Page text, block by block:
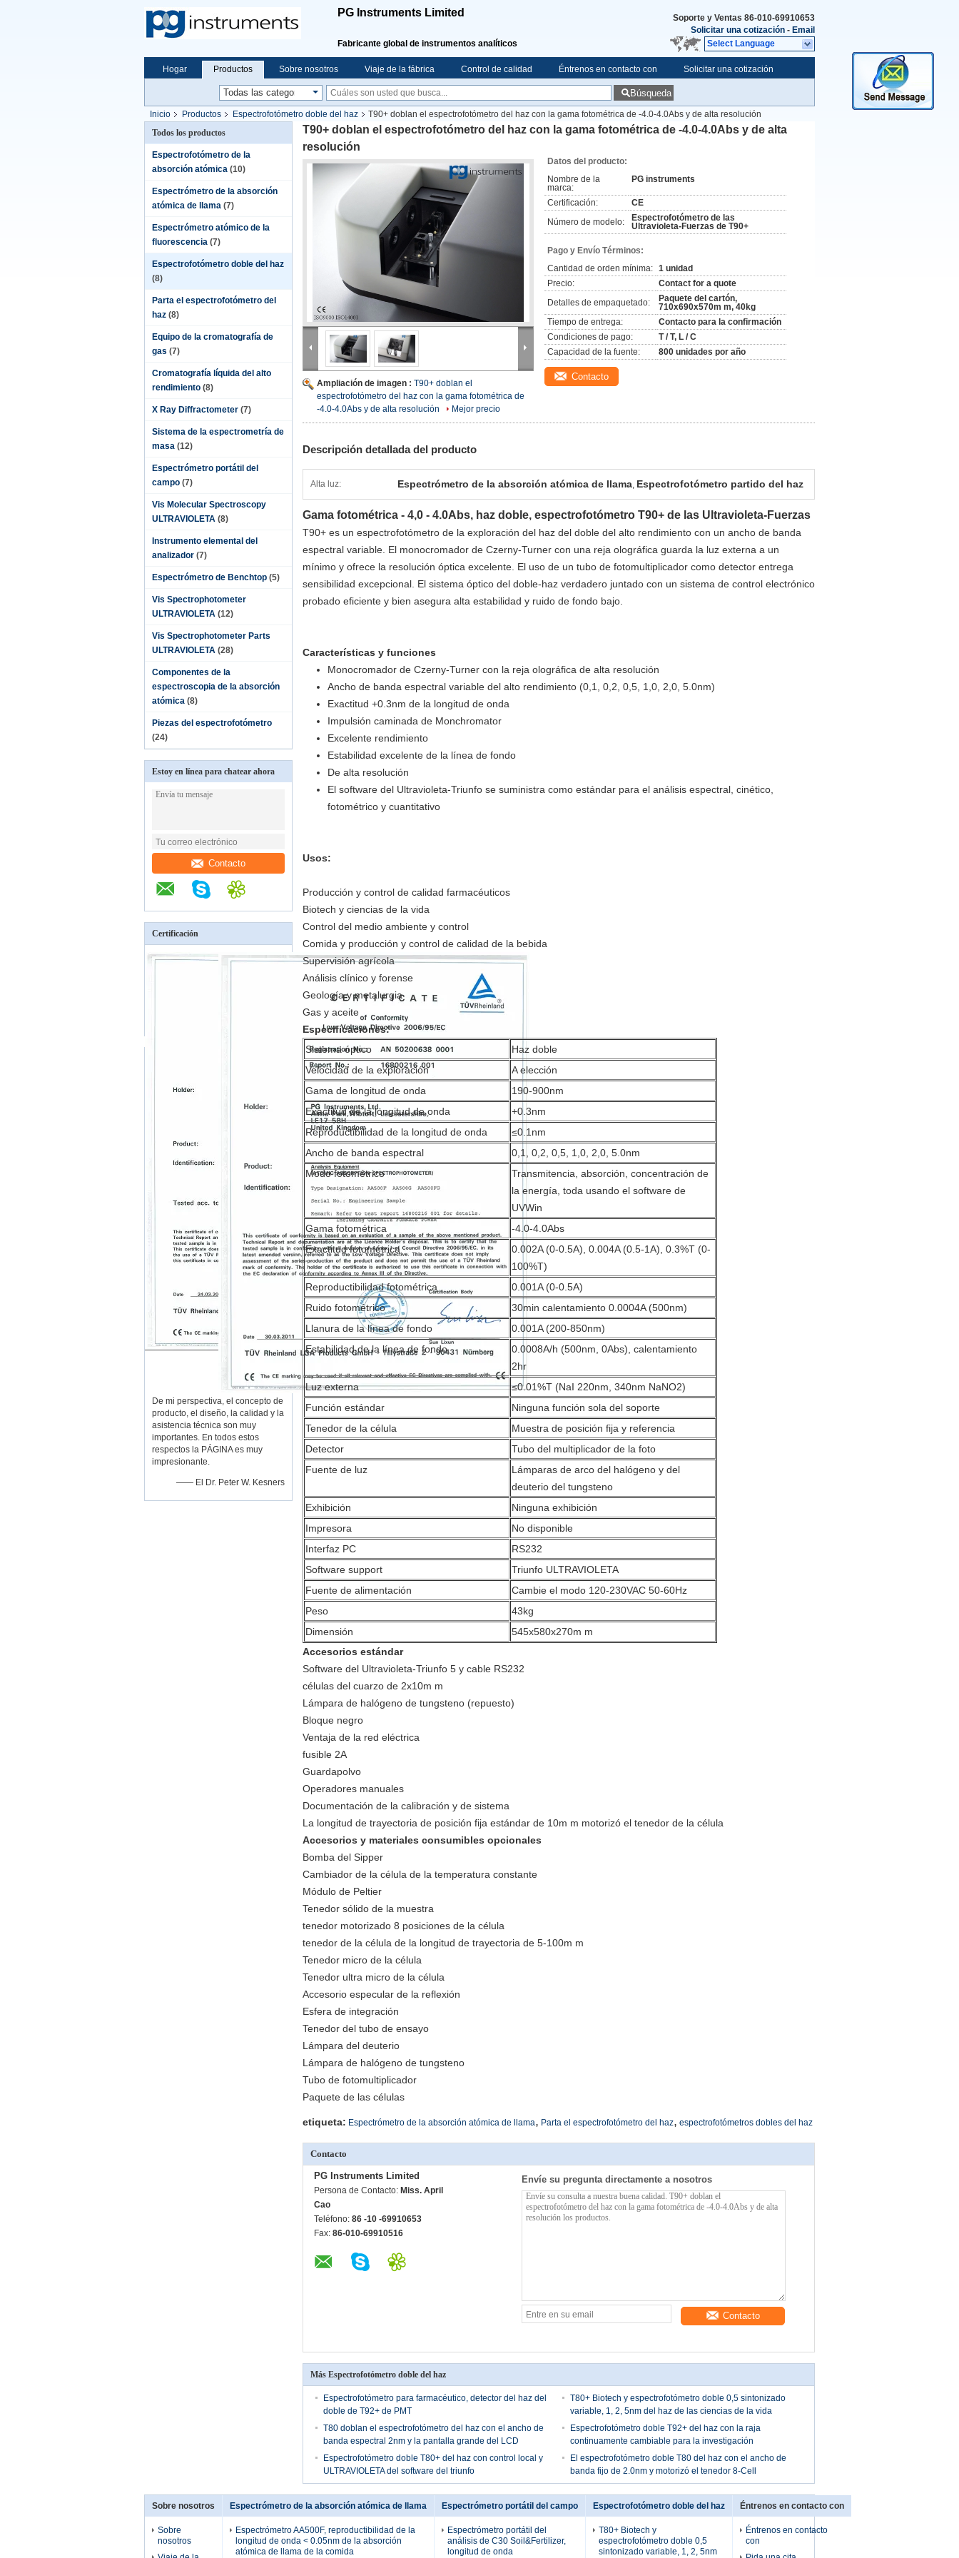
PG Instruments Limited
Fabricante global de instrumentos analíticos
Soporte y Ventas 86-010-69910653
Solicitar una cotización - Email
Select Language
Hogar Productos Sobre nosotros Viaje de la fábrica Control de calidad Éntrenos en contacto con Solicitar una cotización
Búsqueda
Inicio Productos Espectrofotómetro doble del haz
T90+ doblan el espectrofotómetro del haz con la gama fotométrica de -4.0-4.0Abs y de alta resolución
Todos los productos
Espectrofotómetro de la
absorción atómica (10)
Espectrómetro de la absorción
atómica de llama (7)
Espectrómetro atómico de la
fluorescencia (7)
Espectrofotómetro doble del haz
(8)
Parta el espectrofotómetro del
haz (8)
Equipo de la cromatografía de
gas (7)
Cromatografía líquida del alto
rendimiento (8)
X Ray Diffractometer (7)
Sistema de la espectrometría de
masa (12)
Espectrómetro portátil del
campo (7)
Vis Molecular Spectroscopy
ULTRAVIOLETA (8)
Instrumento elemental del
analizador (7)
Espectrómetro de Benchtop (5)
Vis Spectrophotometer
ULTRAVIOLETA (12)
Vis Spectrophotometer Parts
ULTRAVIOLETA (28)
Componentes de la
espectroscopia de la absorción
atómica (8)
Piezas del espectrofotómetro
(24)
Estoy en línea para chatear ahora
Contacto
Certificación
De mi perspectiva, el concepto de
producto, el diseño, la calidad y la
asistencia técnica son muy
importantes. En todos estos
respectos la PÁGINA es muy
impresionante.
—— El Dr. Peter W. Kesners
T90+ doblan el espectrofotómetro del haz con la gama fotométrica de -4.0-4.0Abs y de alta
resolución
Ampliación de imagen : T90+ doblan el
espectrofotómetro del haz con la gama fotométrica de
-4.0-4.0Abs y de alta resolución
Mejor precio
Datos del producto:
Nombre de la
marca:
PG instruments
Certificación:
CE
Número de modelo:
Espectrofotómetro de las
Ultravioleta-Fuerzas de T90+
Pago y Envío Términos:
Cantidad de orden mínima: 1 unidad
Precio:
Contact for a quote
Detalles de empaquetado:
Paquete del cartón,
710x690x570m m, 40kg
Tiempo de entrega:
Contacto para la confirmación
Condiciones de pago:
T / T, L / C
Capacidad de la fuente:
800 unidades por año
Contacto
Descripción detallada del producto
Alta luz: Espectrómetro de la absorción atómica de llama, Espectrofotómetro partido del haz
Gama fotométrica - 4,0 - 4.0Abs, haz doble, espectrofotómetro T90+ de las Ultravioleta-Fuerzas
T90+ es un espectrofotómetro de la exploración del haz del doble del alto rendimiento con un ancho de banda
espectral variable. El monocromador de Czerny-Turner con una reja olográfica guarda la luz externa a un
mínimo y ofrece la resolución óptica excelente. El uso de un tubo de fotomultiplicador como detector entrega
sensibilidad excepcional. El sistema óptico del doble-haz verdadero juntado con un sistema de control electrónico
probado eficiente y bien asegura alta estabilidad y ruido de fondo bajo.
Características y funciones
Monocromador de Czerny-Turner con la reja olográfica de alta resolución
Ancho de banda espectral variable del alto rendimiento (0,1, 0,2, 0,5, 1,0, 2,0, 5.0nm)
Exactitud +0.3nm de la longitud de onda
Impulsión caminada de Monchromator
Excelente rendimiento
Estabilidad excelente de la línea de fondo
De alta resolución
El software del Ultravioleta-Triunfo se suministra como estándar para el análisis espectral, cinético,
fotométrico y cuantitativo
Usos:
Producción y control de calidad farmacéuticos
Biotech y ciencias de la vida
Control del medio ambiente y control
Comida y producción y control de calidad de la bebida
Supervisión agrícola
Análisis clínico y forense
Geología y metalurgia
Gas y aceite
Especificaciones:
Sistema óptico
Haz doble
Velocidad de la exploración
A elección
Gama de longitud de onda
190-900nm
Exactitud de la longitud de onda
+0.3nm
Reproductibilidad de la longitud de onda
≤0.1nm
Ancho de banda espectral
0,1, 0,2, 0,5, 1,0, 2,0, 5.0nm
Modo fotométrico
Transmitencia, absorción, concentración de
la energía, toda usando el software de
UVWin
Gama fotométrica
-4.0-4.0Abs
Exactitud fotométrica
0.002A (0-0.5A), 0.004A (0.5-1A), 0.3%T (0-
100%T)
Reproductibilidad fotométrica
0.001A (0-0.5A)
Ruido fotométrico
30min calentamiento 0.0004A (500nm)
Llanura de la línea de fondo
0.001A (200-850nm)
Estabilidad de la línea de fondo
0.0008A/h (500nm, 0Abs), calentamiento
2hr
Luz externa
≤0.01%T (NaI 220nm, 340nm NaNO2)
Función estándar
Ninguna función sola del soporte
Tenedor de la célula
Muestra de posición fija y referencia
Detector
Tubo del multiplicador de la foto
Fuente de luz
Lámparas de arco del halógeno y del
deuterio del tungsteno
Exhibición
Ninguna exhibición
Impresora
No disponible
Interfaz PC
RS232
Software support
Triunfo ULTRAVIOLETA
Fuente de alimentación
Cambie el modo 120-230VAC 50-60Hz
Peso
43kg
Dimensión
545x580x270m m
Accesorios estándar
Software del Ultravioleta-Triunfo 5 y cable RS232
células del cuarzo de 2x10m m
Lámpara de halógeno de tungsteno (repuesto)
Bloque negro
Ventaja de la red eléctrica
fusible 2A
Guardapolvo
Operadores manuales
Documentación de la calibración y de sistema
La longitud de trayectoria de posición fija estándar de 10m m motorizó el tenedor de la célula
Accesorios y materiales consumibles opcionales
Bomba del Sipper
Cambiador de la célula de la temperatura constante
Módulo de Peltier
Tenedor sólido de la muestra
tenedor motorizado 8 posiciones de la célula
tenedor de la célula de la longitud de trayectoria de 5-100m m
Tenedor micro de la célula
Tenedor ultra micro de la célula
Accesorio especular de la reflexión
Esfera de integración
Tenedor del tubo de ensayo
Lámpara del deuterio
Lámpara de halógeno de tungsteno
Tubo de fotomultiplicador
Paquete de las células
etiqueta: Espectrómetro de la absorción atómica de llama, Parta el espectrofotómetro del haz, espectrofotómetros dobles del haz
Contacto
PG Instruments Limited
Persona de Contacto: Miss. April
Cao
Teléfono: 86 -10 -69910653
Fax: 86-010-69910516
Envíe su pregunta directamente a nosotros
Contacto
Más Espectrofotómetro doble del haz
Espectrofotómetro para farmacéutico, detector del haz del
doble de T92+ de PMT
T80+ Biotech y espectrofotómetro doble 0,5 sintonizado
variable, 1, 2, 5nm del haz de las ciencias de la vida
T80 doblan el espectrofotómetro del haz con el ancho de
banda espectral 2nm y la pantalla grande del LCD
Espectrofotómetro doble T92+ del haz con la raja
continuamente cambiable para la investigación
Espectrofotómetro doble T80+ del haz con control local y
ULTRAVIOLETA del software del triunfo
El espectrofotómetro doble T80 del haz con el ancho de
banda fijo de 2.0nm y motorizó el tenedor 8-Cell
Sobre nosotros
Sobre
nosotros
Espectrómetro de la absorción atómica de llama
Espectrómetro AA500F, reproductibilidad de la
longitud de onda < 0.05nm de la absorción
atómica de llama de la comida
Espectrómetro portátil del campo
Espectrómetro portátil del
análisis de C30 Soil&Fertilizer,
longitud de onda
Espectrofotómetro doble del haz
T80+ Biotech y
espectrofotómetro doble 0,5
sintonizado variable, 1, 2, 5nm
Éntrenos en contacto con
Éntrenos en contacto
con